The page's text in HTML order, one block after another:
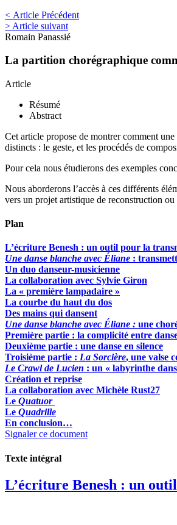
< Article Précédent
> Article suivant
Romain Panassié
La partition chorégraphique
Article
Résumé
Abstract
Cet article propose de montrer comment
distincts : le geste, et les procédés de
Pour cela nous étudierons des exemples
Nous aborderons l’accès à ces différents
vers un projet artistique de reconstruction ou
Plan
L’écriture Benesh : un outil pour la
Une danse blanche avec Éliane :
Un duo danseur-musicienne
La collaboration avec Sylvie Giron
La « première lampadaire »
La courbe du haut du dos
Des mains qui dansent
Une danse blanche avec Éliane : une
Première partie : la complicité entre
Deuxième partie : une danse en silence
Troisième partie : La Sorcière, une valse
Le Crawl de Lucien : un « labyrinthe
Création et reprise
La collaboration avec Michèle Rust27
Le Quatuor
Le Quadrille
En conclusion…
Signaler ce document
Texte intégral
L’écriture Benesh : un